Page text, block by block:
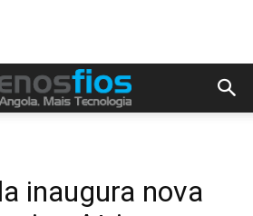
inaugura nova